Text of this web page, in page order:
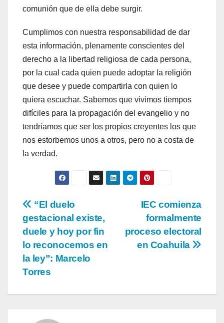
comunión que de ella debe surgir.
Cumplimos con nuestra responsabilidad de dar
esta información, plenamente conscientes del
derecho a la libertad religiosa de cada persona,
por la cual cada quien puede adoptar la religión
que desee y puede compartirla con quien lo
quiera escuchar. Sabemos que vivimos tiempos
difíciles para la propagación del evangelio y no
tendríamos que ser los propios creyentes los que
nos estorbemos unos a otros, pero no a costa de
la verdad.
Navegación
de
entradas
IEC comienza
formalmente
proceso electoral
en Coahuila
“El duelo
gestacional existe,
duele y hoy por fin
lo reconocemos en
la ley”: Marcelo
Torres